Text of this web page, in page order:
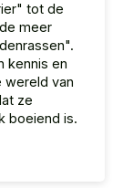
tot de
meer
kennis en
wereld van
ze
boeiend is.